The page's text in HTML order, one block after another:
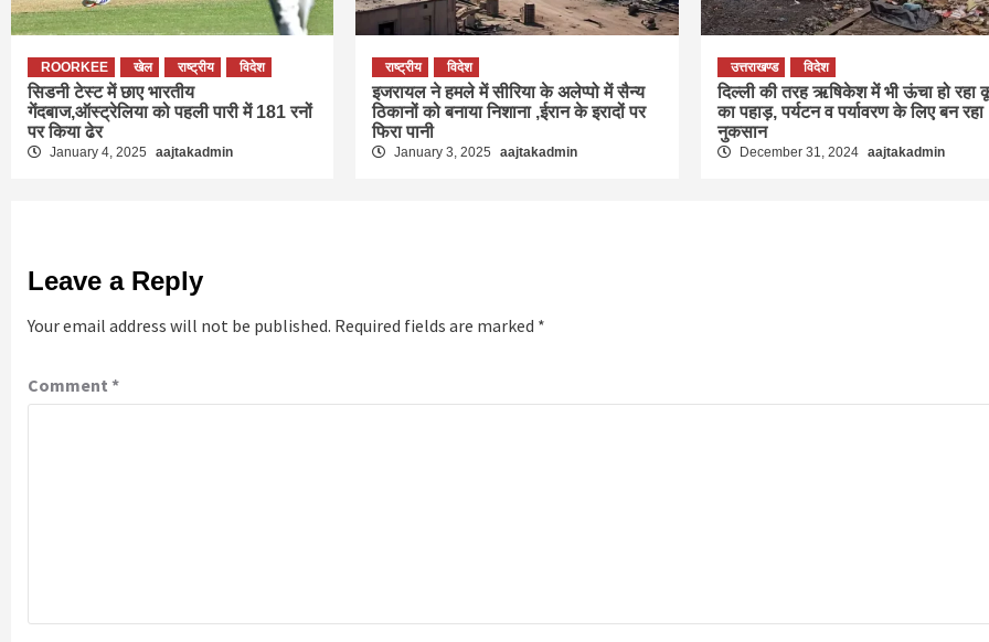
ROORKEE खेल राष्ट्रीय विदेश
सिडनी टेस्ट में छाए भारतीय
गेंदबाज,ऑस्ट्रेलिया को पहली पारी में 181 रनों
पर किया ढेर
January 4, 2025 aajtakadmin
राष्ट्रीय विदेश
इजरायल ने हमले में सीरिया के अलेप्पो में सैन्य
ठिकानों को बनाया निशाना ,ईरान के इरादों पर
फिरा पानी
January 3, 2025 aajtakadmin
उत्तराखण्ड विदेश
दिल्‍ली की तरह ऋषिकेश में भी ऊंचा हो रहा
का पहाड़, पर्यटन व पर्यावरण के लिए बन रहा
नुकसान
December 31, 2024 aajtakadmin
Leave a Reply
Your email address will not be published. Required fields are marked *
Comment *